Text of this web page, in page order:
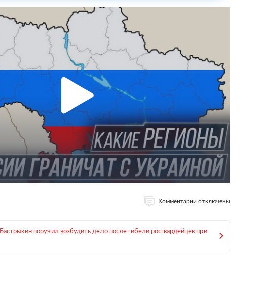
Комментарии отключены
Бастрыкин поручил возбудить дело после гибели росгвардейцев при